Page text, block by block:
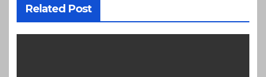
Related Post